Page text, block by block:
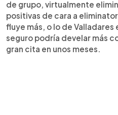
de grupo, virtualmente
positivas de cara a
fluye más, o lo de
seguro podría develar más
gran cita en unos meses.